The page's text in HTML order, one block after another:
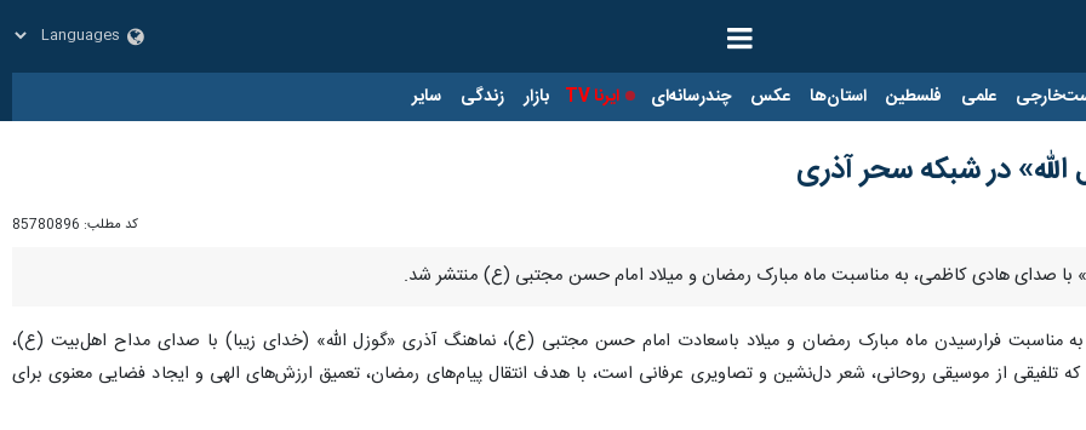
علمی فلسطین استان‌ها عکس چندرسانه‌ای ایرنا TV بازار زندگی سایر
الله» در شبکه سحر آذری
کد مطلب: 85780896